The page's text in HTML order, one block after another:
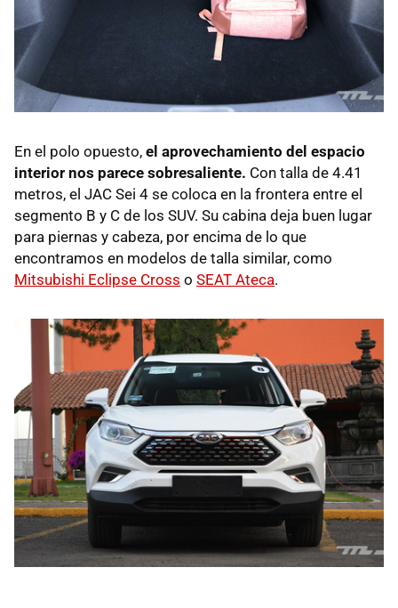
En el polo opuesto, el aprovechamiento del espacio
interior nos parece sobresaliente. Con talla de 4.41
metros, el JAC Sei 4 se coloca en la frontera entre el
segmento B y C de los SUV. Su cabina deja buen lugar
para piernas y cabeza, por encima de lo que
encontramos en modelos de talla similar, como
Mitsubishi Eclipse Cross o SEAT Ateca.